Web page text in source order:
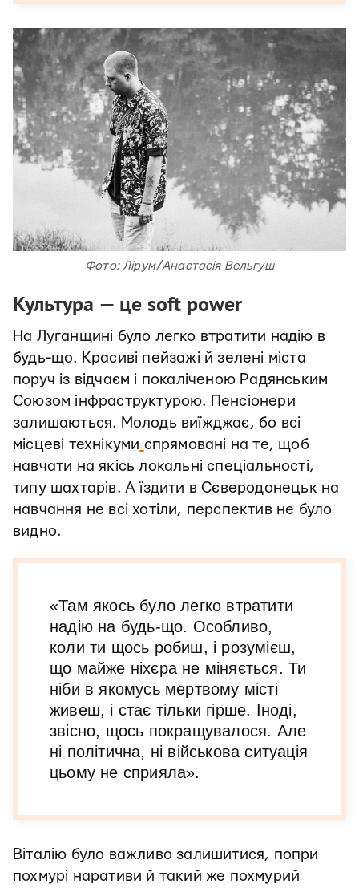
Фото: Лірум/Анастасія Вельгуш
Культура — це soft power
На Луганщині було легко втратити надію в
будь-що. Красиві пейзажі й зелені міста
поруч із відчаєм і покаліченою Радянським
Союзом інфраструктурою. Пенсіонери
залишаються. Молодь виїжджає, бо всі
місцеві технікуми спрямовані на те, щоб
навчати на якісь локальні спеціальності,
типу шахтарів. А їздити в Сєверодонецьк на
навчання не всі хотіли, перспектив не було
видно.
«Там якось було легко втратити
надію на будь-що. Особливо,
коли ти щось робиш, і розумієш,
що майже ніхєра не міняється. Ти
ніби в якомусь мертвому місті
живеш, і стає тільки гірше. Іноді,
звісно, щось покращувалося. Але
ні політична, ні військова ситуація
цьому не сприяла».
Віталію було важливо залишитися, попри
похмурі наративи й такий же похмурий